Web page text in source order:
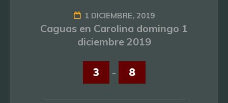
1 DICIEMBRE, 2019
Caguas en Carolina domingo 1
diciembre 2019
3 - 8